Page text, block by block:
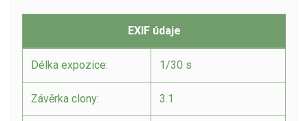
EXIF údaje
Délka expozice: 1/30 s
Závěrka clony: 3.1